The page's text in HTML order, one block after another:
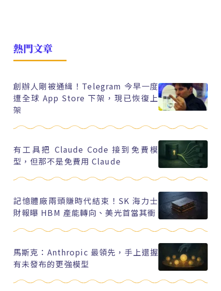
熱門文章
創辦人剛被通緝！Telegram 今早一度
遭全球 App Store 下架，現已恢復上
架
有工具把 Claude Code 接到免費模
型，但那不是免費用 Claude
記憶體廠兩頭賺時代結束！SK 海力士
財報曝 HBM 產能轉向、美光首當其衝
馬斯克：Anthropic 最領先，手上還握
有未發布的更強模型